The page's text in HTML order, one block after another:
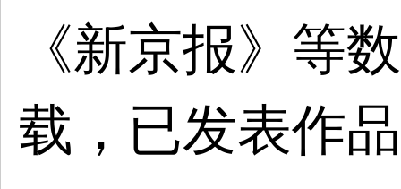
《新京报》等
载，已发表作